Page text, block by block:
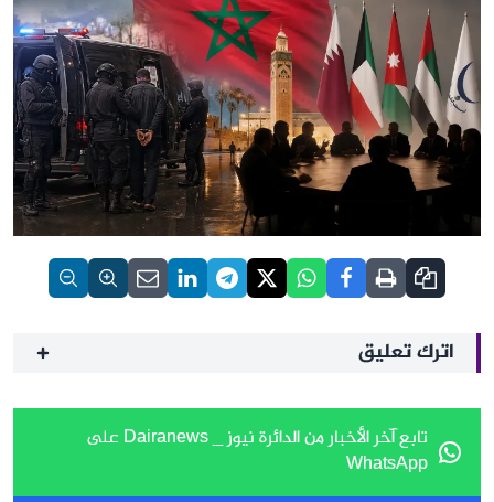
اترك تعليق
تابع آخر الأخبار من الدائرة نيوز _ Dairanews على
WhatsApp